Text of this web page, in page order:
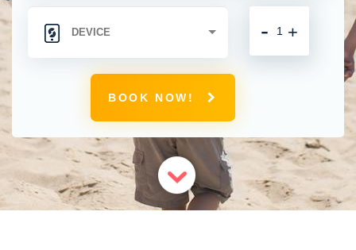
+
-
BOOK NOW!